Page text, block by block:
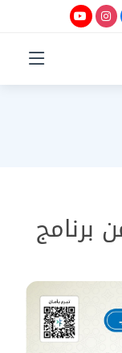
برنامج